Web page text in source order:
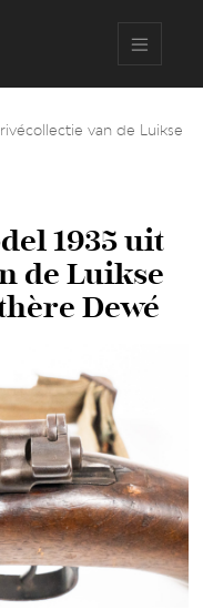
van de Luikse
1935 uit
de Luikse
Dewé